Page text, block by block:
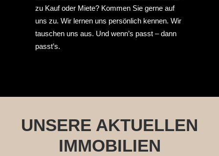
zu Kauf oder Miete? Kommen Sie gerne auf
uns zu. Wir lernen uns persönlich kennen. Wir
tauschen uns aus. Und wenn’s passt – dann
passt’s.
UNSERE AKTUELLEN
IMMOBILIEN